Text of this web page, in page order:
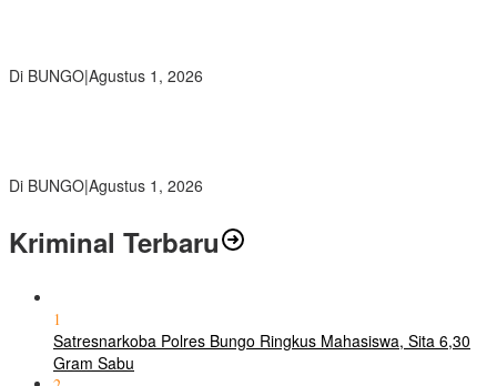
Di BUNGO|Agustus 1, 2026
Di BUNGO|Agustus 1, 2026
Kriminal Terbaru
1
Satresnarkoba Polres Bungo Ringkus Mahasiswa, Sita 6,30
Gram Sabu